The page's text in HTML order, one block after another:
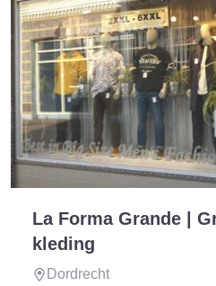
La Forma Grande |
kleding
Dordrecht